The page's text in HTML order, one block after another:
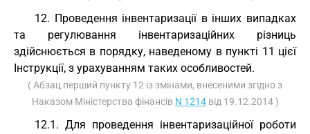
12. Проведення інвентаризації в інших випадках
та регулювання інвентаризаційних різниць
здійснюється в порядку, наведеному в пункті 11 цієї
Інструкції, з урахуванням таких особливостей.
( Абзац перший пункту 12 із змінами, внесеними згідно з
Наказом Міністерства фінансів N 1214від 19.12.2014 )
12.1. Для проведення інвентаризаційної роботи